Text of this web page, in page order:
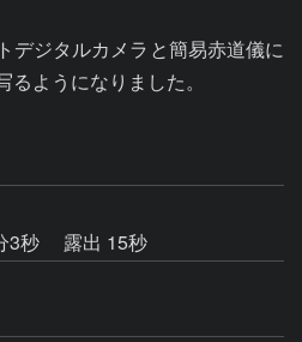
デジタルカメラと簡易赤道儀に
ようになりました。
3秒
露出 15秒